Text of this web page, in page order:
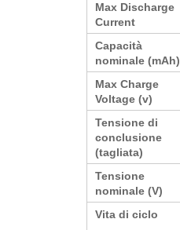
Max Discharge
Current
Capacità
nominale (mAh)
Max Charge
Voltage (v)
Tensione di
conclusione
(tagliata)
Tensione
nominale (V)
Vita di ciclo